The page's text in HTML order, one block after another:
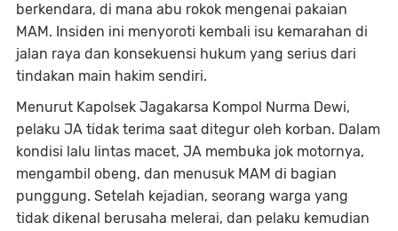
berkendara, di mana abu rokok mengenai pakaian
MAM. Insiden ini menyoroti kembali isu kemarahan di
jalan raya dan konsekuensi hukum yang serius dari
tindakan main hakim sendiri.
Menurut Kapolsek Jagakarsa Kompol Nurma Dewi,
pelaku JA tidak terima saat ditegur oleh korban. Dalam
kondisi lalu lintas macet, JA membuka jok motornya,
mengambil obeng, dan menusuk MAM di bagian
punggung. Setelah kejadian, seorang warga yang
tidak dikenal berusaha melerai, dan pelaku kemudian